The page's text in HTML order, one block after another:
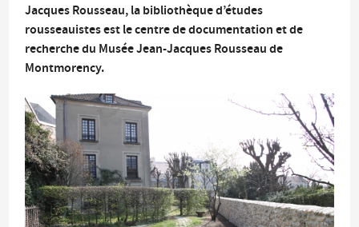
Jacques Rousseau, la bibliothèque d’études
rousseauistes est le centre de documentation et de
recherche du Musée Jean-Jacques Rousseau de
Montmorency.